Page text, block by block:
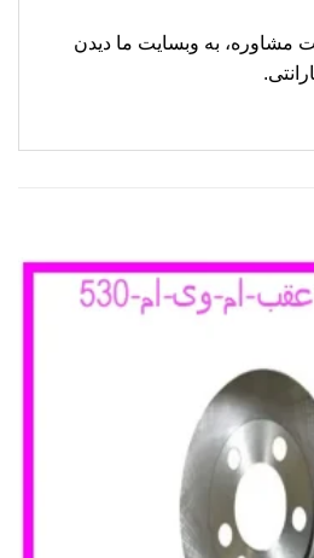
به وبسایت ما دیدن